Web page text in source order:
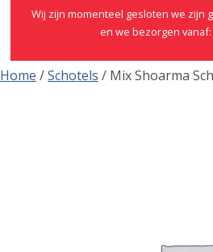
Wij zijn momenteel gesloten we zijn
en we bezorgen vanaf:
Home /Schotels / Mix Shoarma